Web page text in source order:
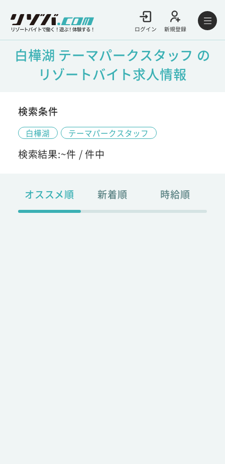
リゾートバイトで働く！遊ぶ！体験する！ ログイン 新規登録
白樺湖 テーマパークスタッフ の
リゾートバイト求人情報
検索条件
白樺湖 テーマパークスタッフ
検索結果:~件 /件中
オススメ順 新着順 時給順